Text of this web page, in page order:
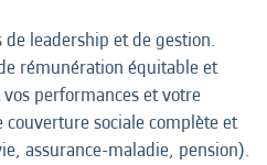
leadership et de gestion.
rémunération équitable et
performances et votre
sociale complète et
assurance-maladie, pension).